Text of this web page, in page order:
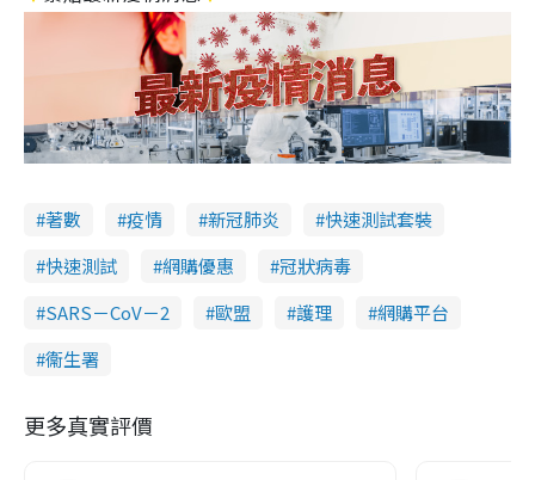
著數 疫情 新冠肺炎
快速測試套裝
快速測試
網購優惠
冠狀病毒
SARS－CoV－2
歐盟 護理
網購平台
衞生署
更多真實評價